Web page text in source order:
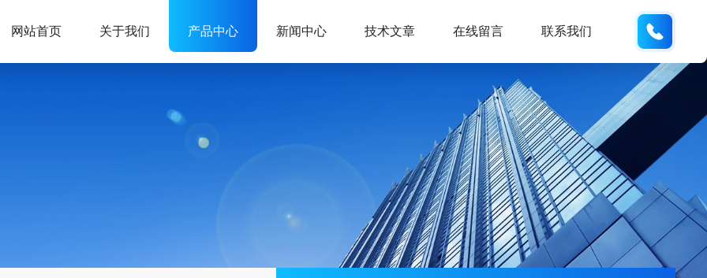
网站首页 关于我们 产品中心 新闻中心 技术文章 在线留言 联系我们